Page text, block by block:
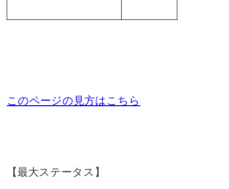
このページの見方はこちら
【最大ステータス】